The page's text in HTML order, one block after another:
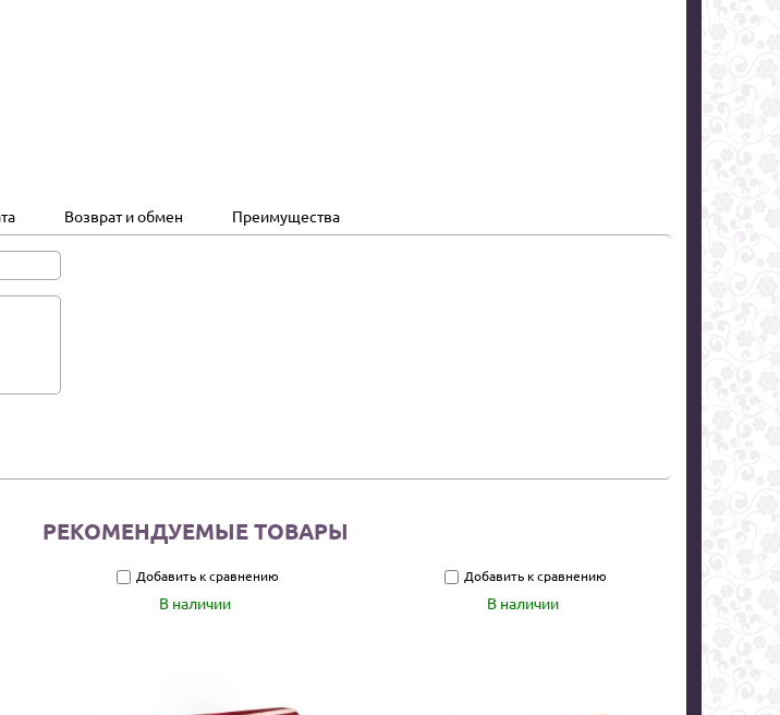
Возврат и обмен Преимущества
РЕКОМЕНДУЕМЫЕ ТОВАРЫ
Добавить к сравнению
В наличии
Добавить к сравнению
В наличии